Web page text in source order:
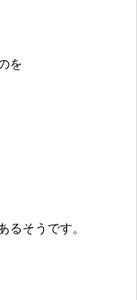
を
るそうです。